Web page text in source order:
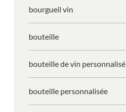
bourgueil vin
bouteille
bouteille de vin personnalisé
bouteille personnalisée